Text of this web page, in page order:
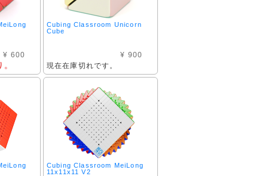
¥ 600
Cubing Classroom Unicorn
Cube
¥ 900
現在在庫切れです。
Cubing Classroom MeiLong
11x11x11 V2